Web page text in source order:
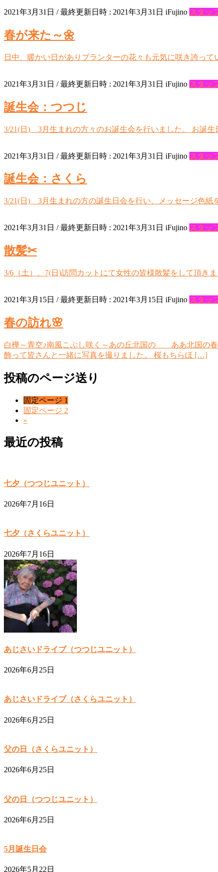
2021年3月31日 / 最終更新日時 : 2021年3月31日 iFujino スタッ
春が来た～🌼
日中、暖かい日がありプランターの花々も元気に咲き誇っ
2021年3月31日 / 最終更新日時 : 2021年3月31日 iFujino スタッ
誕生会：つつじ
3/21(日) 3月生まれの方々のお誕生会を行いました。 お誕生
2021年3月31日 / 最終更新日時 : 2021年3月31日 iFujino スタッ
誕生会：さくら
3/21(日) 3月生まれの方の誕生日会を行い、メッセージ色紙
2021年3月31日 / 最終更新日時 : 2021年3月31日 iFujino スタッ
散髪✂
3/6（土）、7(日)訪問カットにて女性の皆様散髪をして頂き
2021年3月15日 / 最終更新日時 : 2021年3月15日 iFujino スタッ
春の訪れ🌸
白樺～青空♪南風こぶし咲く～あの丘北国の ああ北国の春
飾って皆さんと一緒に写真を撮りました。 桜もちらほ […]
投稿のページ送り
固定ページ 1
固定ページ 2
»
最近の投稿
七夕（つつじユニット）
2026年7月16日
七夕（さくらユニット）
2026年7月16日
あじさいドライブ（つつじユニット）
2026年6月25日
あじさいドライブ（さくらユニット）
2026年6月25日
父の日（さくらユニット）
2026年6月25日
父の日（つつじユニット）
2026年6月25日
5月誕生日会
2026年5月22日